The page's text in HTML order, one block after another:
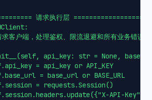
请求执行层 ==================
客户端，处理鉴权、限流退避和所有业务错误
api_key: str = None,
= api_key or API_KEY
= base_url or BASE_URL
= requests.Session()
API-Key":